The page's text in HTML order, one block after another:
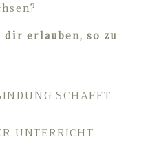
erlauben, so zu
SCHAFFT
UNTERRICHT